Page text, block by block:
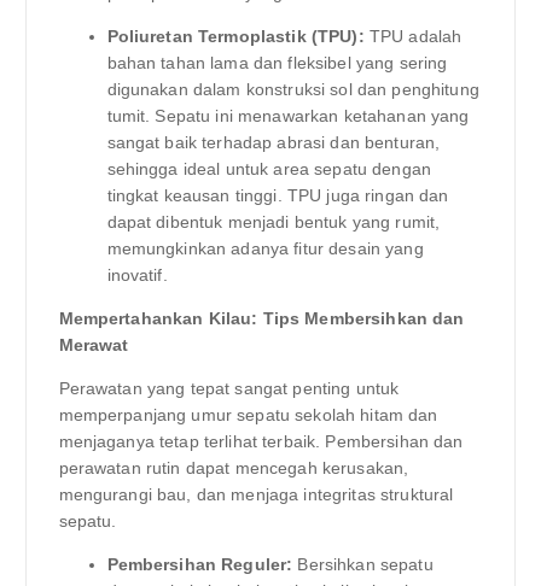
Poliuretan Termoplastik (TPU): TPU adalah
bahan tahan lama dan fleksibel yang sering
digunakan dalam konstruksi sol dan penghitung
tumit. Sepatu ini menawarkan ketahanan yang
sangat baik terhadap abrasi dan benturan,
sehingga ideal untuk area sepatu dengan
tingkat keausan tinggi. TPU juga ringan dan
dapat dibentuk menjadi bentuk yang rumit,
memungkinkan adanya fitur desain yang
inovatif.
Mempertahankan Kilau: Tips Membersihkan dan
Merawat
Perawatan yang tepat sangat penting untuk
memperpanjang umur sepatu sekolah hitam dan
menjaganya tetap terlihat terbaik. Pembersihan dan
perawatan rutin dapat mencegah kerusakan,
mengurangi bau, dan menjaga integritas struktural
sepatu.
Pembersihan Reguler: Bersihkan sepatu